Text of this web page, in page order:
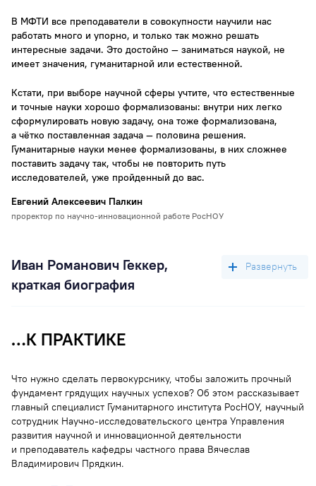
В МФТИ все преподаватели в совокупности научили нас
работать много и упорно, и только так можно решать
интересные задачи. Это достойно — заниматься наукой, не
имеет значения, гуманитарной или естественной.
Кстати, при выборе научной сферы учтите, что естественные
и точные науки хорошо формализованы: внутри них легко
сформулировать новую задачу, она тоже формализована,
а чётко поставленная задача — половина решения.
Гуманитарные науки менее формализованы, в них сложнее
поставить задачу так, чтобы не повторить путь
исследователей, уже пройденный до вас.
Евгений Алексеевич Палкин
проректор по научно-инновационной работе РосНОУ
Иван Романович Геккер,
краткая биография
Родился 4 марта 1927 года в Ленинграде, в семье
он увлёкся физикой. В 1950 году окончил МЭИ и стал
инженером-физиком. Работал в Институте автоматики
и телемеханики в Москве, в Институте общей физики
АН СССР, преподавал в МФТИ, читал курс «Физика
плазмы и контроль термоядерной реакции».
…К ПРАКТИКЕ
Что нужно сделать первокурснику, чтобы заложить прочный
фундамент грядущих научных успехов? Об этом рассказывает
главный специалист Гуманитарного института РосНОУ, научный
сотрудник Научно-исследовательского центра Управления
развития научной и инновационной деятельности
и преподаватель кафедры частного права Вячеслав
Владимирович Прядкин.